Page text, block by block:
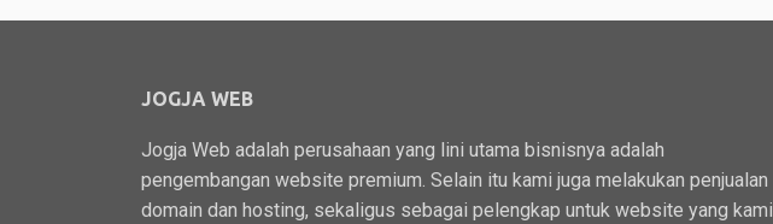
JOGJA WEB
Jogja Web adalah perusahaan yang lini utama bisnisnya adalah
pengembangan website premium. Selain itu kami juga melakukan penjualan
domain dan hosting, sekaligus sebagai pelengkap untuk website yang kami